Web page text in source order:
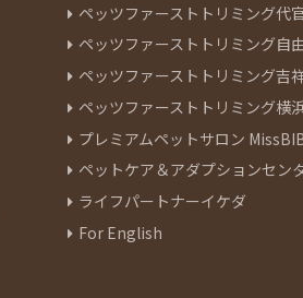
ペッツファーストトリミング代
ペッツファーストトリミング自
ペッツファーストトリミング吉
ペッツファーストトリミング横
プレミアムペットサロン
ペットケア＆アダプションセン
ライフパートナーイケダ
For English